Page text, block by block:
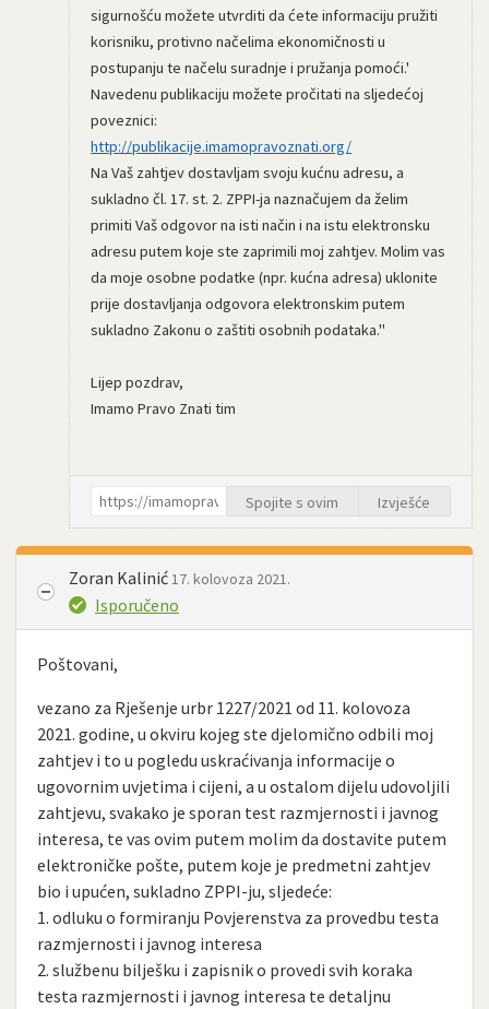
sigurnošću možete utvrditi da ćete informaciju pružiti
korisniku, protivno načelima ekonomičnosti u
postupanju te načelu suradnje i pružanja pomoći.'
Navedenu publikaciju možete pročitati na sljedećoj
poveznici:
http://publikacije.imamopravoznati.org/
Na Vaš zahtjev dostavljam svoju kućnu adresu, a
sukladno čl. 17. st. 2. ZPPI-ja naznačujem da želim
primiti Vaš odgovor na isti način i na istu elektronsku
adresu putem koje ste zaprimili moj zahtjev. Molim vas
da moje osobne podatke (npr. kućna adresa) uklonite
prije dostavljanja odgovora elektronskim putem
sukladno Zakonu o zaštiti osobnih podataka."
Lijep pozdrav,
Imamo Pravo Znati tim
Spojite s ovim Izvješće
Zoran Kalinić17. kolovoza 2021.
Isporučeno
Poštovani,
vezano za Rješenje urbr 1227/2021 od 11. kolovoza
2021. godine, u okviru kojeg ste djelomično odbili moj
zahtjev i to u pogledu uskraćivanja informacije o
ugovornim uvjetima i cijeni, a u ostalom dijelu udovoljili
zahtjevu, svakako je sporan test razmjernosti i javnog
interesa, te vas ovim putem molim da dostavite putem
elektroničke pošte, putem koje je predmetni zahtjev
bio i upućen, sukladno ZPPI-ju, sljedeće:
1. odluku o formiranju Povjerenstva za provedbu testa
razmjernosti i javnog interesa
2. službenu bilješku i zapisnik o provedi svih koraka
testa razmjernosti i javnog interesa te detaljnu